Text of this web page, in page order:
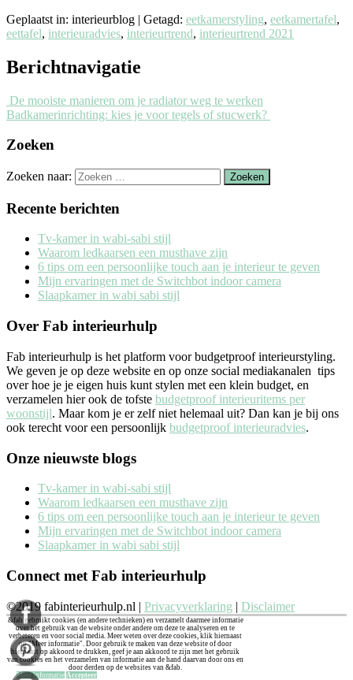
Geplaatst in: interieurblog | Getagd: eetkamerstyling, eetkamertafel,
eettafel, interieuradvies, interieurtrend, interieurtrend 2021
Berichtnavigatie
De mooiste manieren om je radiator weg te werken
Badkamerinrichting: kies je voor tegels of stucwerk?
Zoeken
Zoeken naar:
Recente berichten
Tv-kamer in wabi-sabi stijl
Waarom ledkaarsen een musthave zijn
6 tips om een persoonlijke touch aan je interieur te geven
Mijn ervaringen met de Switchbot indoor camera
Slaapkamer in wabi sabi stijl
Over Fab interieurhulp
Fab interieurhulp is het platform voor budgetproof interieurstyling.
We geven je op deze website en op onze social mediakanalen tips
over hoe je je eigen huis kunt stylen met een klein budget, en
verzamelen hier ook de tofste budgetproof interieuritems per
woonstijl. Maar kom je er zelf niet helemaal uit? Dan kan je bij ons
ook terecht voor een persoonlijk budgetproof interieuradvies.
Onze nieuwste blogs
Tv-kamer in wabi-sabi stijl
Waarom ledkaarsen een musthave zijn
6 tips om een persoonlijke touch aan je interieur te geven
Mijn ervaringen met de Switchbot indoor camera
Slaapkamer in wabi sabi stijl
Connect met Fab interieurhulp
©2019 fabinterieurhulp.nl | Privacyverklaring | Disclaimer
&fab gebruikt cookies (en andere technieken) en verzamelt daarmee informatie
over het gebruik van de website onder andere om deze te analyseren en te
verbeteren en voor social media. Meer weten over deze cookies, klik hiernaast
op "Meer informatie". Door gebruik te maken van deze website of door
hiernaast op akkoord te drukken, geef je aan akkoord te zijn met het gebruik
van cookies en het verzamelen van informatie aan de hand daarvan door ons en
door derden op de websites van &fab.
Meer informatie Accepteer